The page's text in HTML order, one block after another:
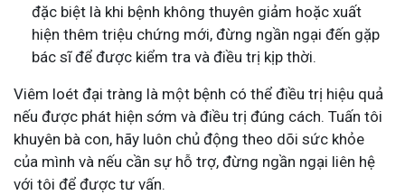
đặc biệt là khi bệnh không thuyên giảm hoặc xuất
hiện thêm triệu chứng mới, đừng ngần ngại đến gặp
bác sĩ để được kiểm tra và điều trị kịp thời.
Viêm loét đại tràng là một bệnh có thể điều trị hiệu quả
nếu được phát hiện sớm và điều trị đúng cách. Tuấn tôi
khuyên bà con, hãy luôn chủ động theo dõi sức khỏe
của mình và nếu cần sự hỗ trợ, đừng ngần ngại liên hệ
với tôi để được tư vấn.